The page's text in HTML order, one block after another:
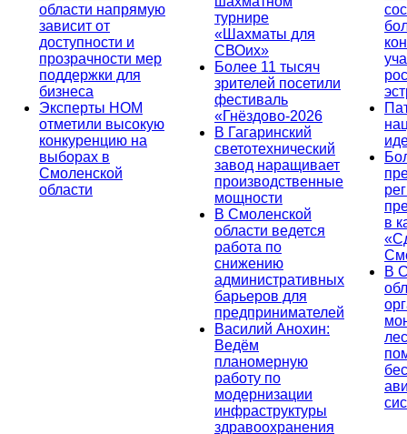
области напрямую
зависит от
доступности и
прозрачности мер
поддержки для
бизнеса
Эксперты НОМ
отметили высокую
конкуренцию на
выборах в
Смоленской
области
турнире
«Шахматы для
СВОих»
Более 11 тысяч
зрителей посетили
фестиваль
«Гнёздово-2026
В Гагаринский
светотехнический
завод наращивает
производственные
мощности
В Смоленской
области ведется
работа по
снижению
административных
барьеров для
предпринимателей
Василий Анохин:
Ведём
планомерную
работу по
модернизации
инфраструктуры
здравоохранения
в
В